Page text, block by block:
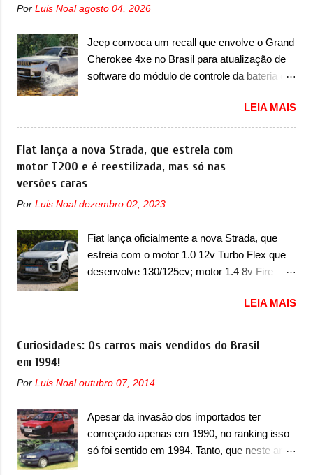
marca revelou as primeiras imagens teaser
versão mais esportiva, o A05s. Previsto para
ser lançado ainda neste ano na China, o
compacto elétrico colocará a Leapmotor para
de compactos, como BYD Dolphin e Geely
EX2. Visualmente, o A05 conta com um
design já visto por outros modelos da marca,
em especial do SUV compacto A10.
nasce com um design que está bastante
faróis com um desenho mais retangular, com
um pequeno prolongamento para as laterais.
Os faróis cont...
Por Luis Noal agosto 04, 2026
Jeep convoca um recall que envolve o Grand
Cherokee 4xe no Brasil para atualização de
software do módulo de controle da bateria e
Jeep convocou no dia 10 de outubro de 2025
um chamado que envolve os proprietários do
Grand Cherokee 4xe, em sua versão única
Limited, com unidades de ano/modelo 2023 e
concessionária mais próxima para a solução
uma atualização do software do módulo de
controle da bateria (AHCP e HCP). Para
alguns veículos envolvidos, também, será
substituição do motor do ventilador HVAC
(aquecimento, ventilação e ar-condicionado).
A marca também confirmou que “foi
sobrecarga do microprocessador do Módulo
causar a perda de força motriz, requerendo a
atualização do software do modulo de...
LEIA MAIS
Fiat lança a nova Strada, que estreia com
motor T200 e é reestilizada, mas só nas
versões caras
Por Luis Noal dezembro 02, 2023
Fiat lança oficialmente a nova Strada, que
estreia com o motor 1.0 12v Turbo Flex que
desenvolve 130/125cv; motor 1.4 8v Fire
oficialmente a nova Strada, que aparece com
mudanças visuais e com uma nova opção de
motor. Depois da picape compacta receber o
do motor 1.0 12v Turbo Flex, conhecido
a Fiat Strada soube ser mutável com
avanços importantes que a concorrência
nunca conseguiu acompanhar e agora ela
LEIA MAIS
Curiosidades: Os carros mais vendidos do Brasil
em 1994!
Por Luis Noal outubro 07, 2014
Apesar da invasão dos importados ter
começado apenas em 1990, no ranking isso
só foi sentido em 1994. Tanto, que neste ano,